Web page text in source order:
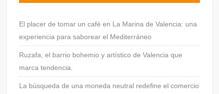
El placer de tomar un café en La Marina de Valencia: una
experiencia para saborear el Mediterráneo
Ruzafa, el barrio bohemio y artístico de Valencia que
marca tendencia.
La búsqueda de una moneda neutral redefine el comercio